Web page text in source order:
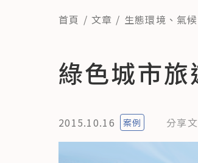
首頁 文章 生態環境 、 氣
綠色城市
2015.10.16 案例 分享